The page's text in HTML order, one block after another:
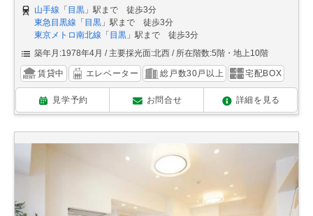
山手線 「目黒 」駅まで 徒歩3分
東急目黒線 「目黒 」駅まで 徒歩3分
東京メトロ南北線 「目黒 」駅まで 徒歩3分
築年月:1978年4月
主要採光面:北西 所在階数:5階・地上10階
賃貸中 エレベーター 総戸数30戸以上 宅配BOX
見学予約 お問合せ 詳細を見る